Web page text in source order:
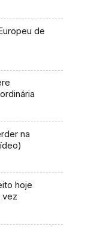
de
na
hoje
vez